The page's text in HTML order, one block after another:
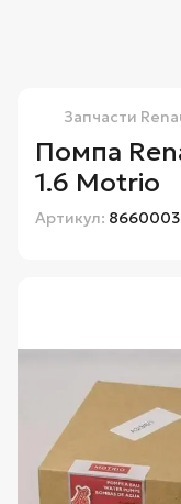
Запчасти
Помпа
1.6 Motrio
Артикул: